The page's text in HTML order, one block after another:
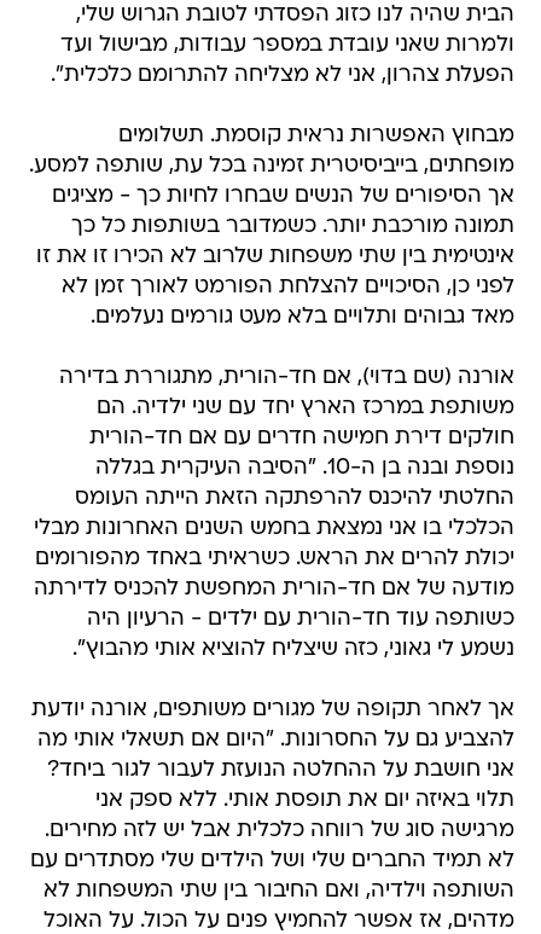
הבית שהיה לנו כזוג הפסדתי לטובת הגרוש שלי,
ולמרות שאני עובדת במספר עבודות, מבישול ועד
הפעלת צהרון, אני לא מצליחה להתרומם כלכלית".
מבחוץ האפשרות נראית קוסמת. תשלומים
מופחתים, בייביסיטרית זמינה בכל עת, שותפה למסע.
אך הסיפורים של הנשים שבחרו לחיות כך - מציגים
תמונה מורכבת יותר. כשמדובר בשותפות כל כך
אינטימית בין שתי משפחות שלרוב לא הכירו זו את זו
לפני כן, הסיכויים להצלחת הפורמט לאורך זמן לא
מאד גבוהים ותלויים בלא מעט גורמים נעלמים.
אורנה (שם בדוי), אם חד-הורית, מתגוררת בדירה
משותפת במרכז הארץ יחד עם שני ילדיה. הם
חולקים דירת חמישה חדרים עם אם חד-הורית
נוספת ובנה בן ה-10. "הסיבה העיקרית בגללה
החלטתי להיכנס להרפתקה הזאת הייתה העומס
הכלכלי בו אני נמצאת בחמש השנים האחרונות מבלי
יכולת להרים את הראש. כשראיתי באחד מהפורומים
מודעה של אם חד-הורית המחפשת להכניס לדירתה
כשותפה עוד חד-הורית עם ילדים - הרעיון היה
נשמע לי גאוני, כזה שיצליח להוציא אותי מהבוץ".
אך לאחר תקופה של מגורים משותפים, אורנה יודעת
להצביע גם על החסרונות. "היום אם תשאלי אותי מה
אני חושבת על ההחלטה הנועזת לעבור לגור ביחד?
תלוי באיזה יום את תופסת אותי. ללא ספק אני
מרגישה סוג של רווחה כלכלית אבל יש לזה מחירים.
לא תמיד החברים שלי ושל הילדים שלי מסתדרים עם
השותפה וילדיה, ואם החיבור בין שתי המשפחות לא
מדהים, אז אפשר להחמיץ פנים על הכול. על האוכל